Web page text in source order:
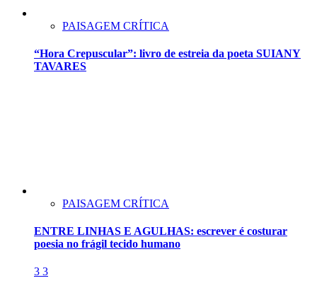
PAISAGEM CRÍTICA
“Hora Crepuscular”: livro de estreia da poeta SUIANY
TAVARES
PAISAGEM CRÍTICA
ENTRE LINHAS E AGULHAS: escrever é costurar
poesia no frágil tecido humano
3 3